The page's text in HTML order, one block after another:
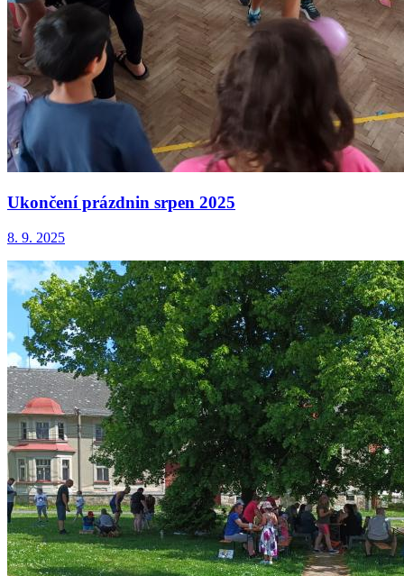
Ukončení prázdnin srpen 2025
8. 9. 2025